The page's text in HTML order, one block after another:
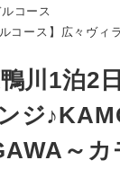
コース
コース】広々ヴ
川1泊
ジ
～